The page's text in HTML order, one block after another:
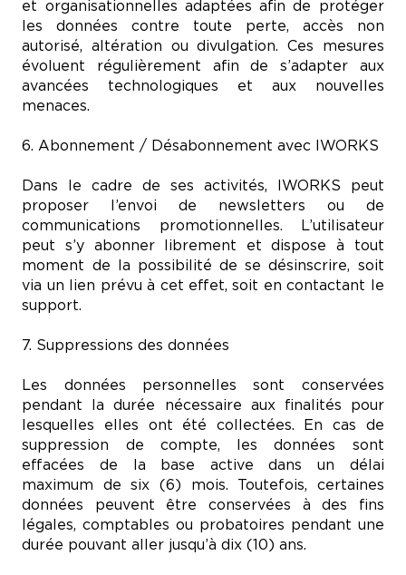
et organisationnelles adaptées afin de protéger
les données contre toute perte, accès non
autorisé, altération ou divulgation. Ces mesures
évoluent régulièrement afin de s’adapter aux
avancées technologiques et aux nouvelles
menaces.
6. Abonnement / Désabonnement avec IWORKS
Dans le cadre de ses activités, IWORKS peut
proposer l’envoi de newsletters ou de
communications promotionnelles. L’utilisateur
peut s’y abonner librement et dispose à tout
moment de la possibilité de se désinscrire, soit
via un lien prévu à cet effet, soit en contactant le
support.
7. Suppressions des données
Les données personnelles sont conservées
pendant la durée nécessaire aux finalités pour
lesquelles elles ont été collectées. En cas de
suppression de compte, les données sont
effacées de la base active dans un délai
maximum de six (6) mois. Toutefois, certaines
données peuvent être conservées à des fins
légales, comptables ou probatoires pendant une
durée pouvant aller jusqu’à dix (10) ans.